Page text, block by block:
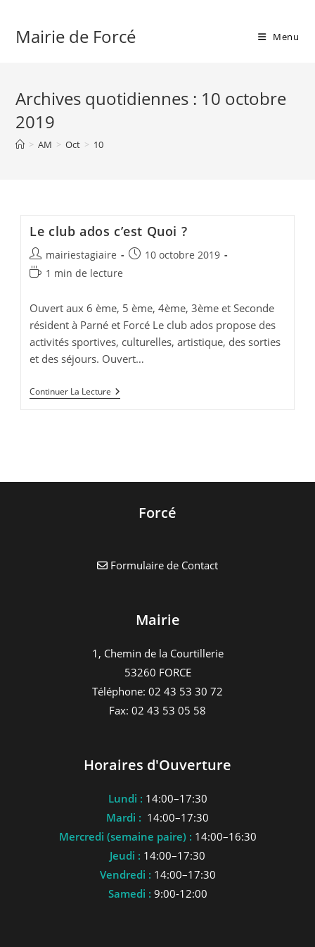
contentMairie de Forcé Menu
Archives quotidiennes : 10 octobre
2019
> AM > Oct > 10
Le club ados c’est Quoi ?
Auteur/autrice
de
mairiestagiaire
Publication
10 octobre 2019
Temps
lecture :
1 min de lecture
Ouvert aux 6 ème, 5 ème, 4ème, 3ème et Seconde
résident à Parné et Forcé Le club ados propose des
activités sportives, culturelles, artistique, des sorties
et des séjours. Ouvert…
Continuer La Lecture Le
Club
Forcé
Formulaire de Contact
Mairie
1, Chemin de la Courtillerie
53260 FORCE
Téléphone: 02 43 53 30 72
Fax: 02 43 53 05 58
Horaires d'Ouverture
Lundi : 14:00–17:30
Mardi : 14:00–17:30
Mercredi (semaine paire) : 14:00–16:30
Jeudi : 14:00–17:30
Vendredi : 14:00–17:30
Samedi : 9:00-12:00